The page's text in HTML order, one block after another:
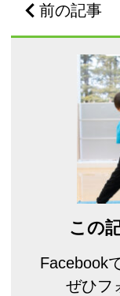
前の記事
この
Facebook
ぜひフ